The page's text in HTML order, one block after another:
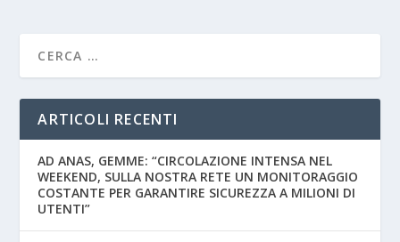
ARTICOLI RECENTI
AD ANAS, GEMME: “CIRCOLAZIONE INTENSA NEL
WEEKEND, SULLA NOSTRA RETE UN MONITORAGGIO
COSTANTE PER GARANTIRE SICUREZZA A MILIONI DI
UTENTI”